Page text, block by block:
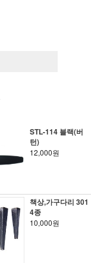
STL-114 블랙(버
턴)
12,000원
책상,가구다리 301
4종
10,000원